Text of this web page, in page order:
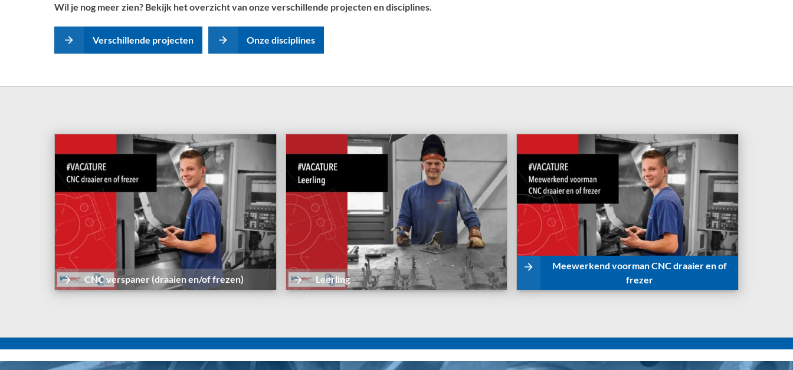
Wil je nog meer zien? Bekijk het overzicht van onze verschillende projecten en disciplines.
Verschillende projecten Onze disciplines
CNC verspaner (draaien en/of frezen) Leerling
Meewerkend voorman CNC draaier en of
frezer